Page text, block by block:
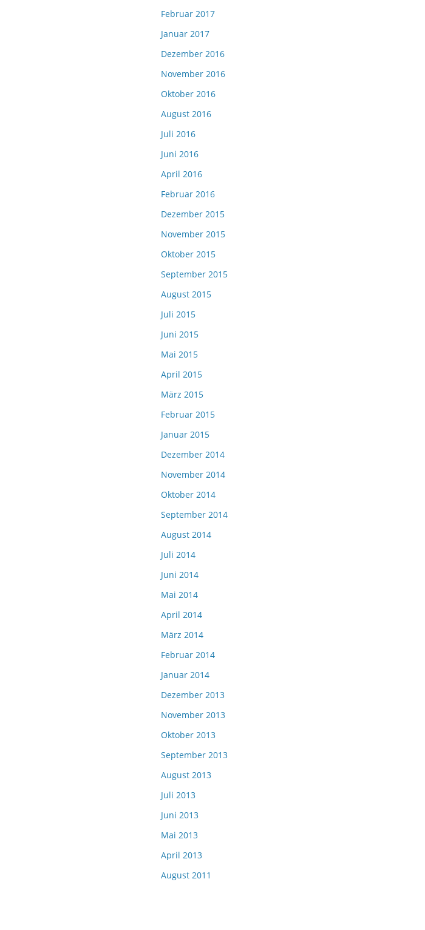
Februar 2017
Januar 2017
Dezember 2016
November 2016
Oktober 2016
August 2016
Juli 2016
Juni 2016
April 2016
Februar 2016
Dezember 2015
November 2015
Oktober 2015
September 2015
August 2015
Juli 2015
Juni 2015
Mai 2015
April 2015
März 2015
Februar 2015
Januar 2015
Dezember 2014
November 2014
Oktober 2014
September 2014
August 2014
Juli 2014
Juni 2014
Mai 2014
April 2014
März 2014
Februar 2014
Januar 2014
Dezember 2013
November 2013
Oktober 2013
September 2013
August 2013
Juli 2013
Juni 2013
Mai 2013
April 2013
August 2011